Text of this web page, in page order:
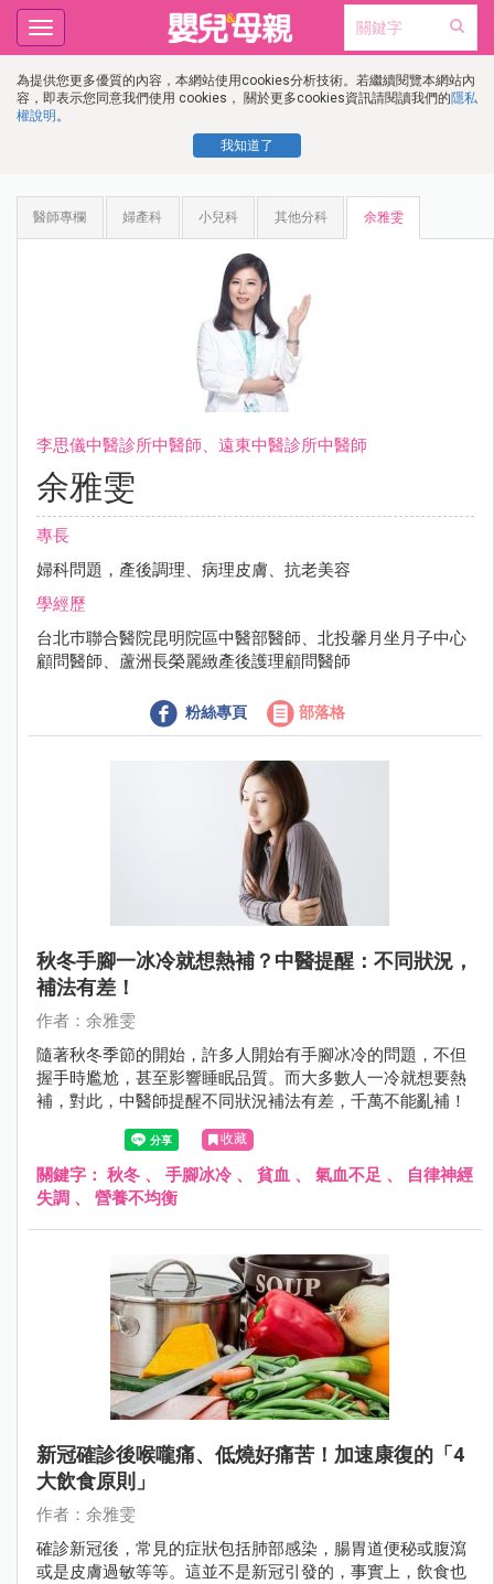
為提供您更多優質的內容，本網站使用cookies分析技術。若繼續閱覽本網站內
容，即表示您同意我們使用 cookies， 關於更多cookies資訊請閱讀我們的隱私
權說明 。
我知道了
Toggle
navigation
醫師專欄 婦產科 小兒科 其他分科 余雅雯
李思儀中醫診所中醫師、遠東中醫診所中醫師
余雅雯
專長
婦科問題，產後調理、病理皮膚、抗老美容
學經歷
台北巿聯合醫院昆明院區中醫部醫師、北投馨月坐月子中心
顧問醫師、蘆洲長榮麗緻產後護理顧問醫師
粉絲專頁 部落格
秋冬手腳一冰冷就想熱補？中醫提醒：不同狀況，
補法有差！
作者：余雅雯
隨著秋冬季節的開始，許多人開始有手腳冰冷的問題，不但
握手時尷尬，甚至影響睡眠品質。而大多數人一冷就想要熱
補，對此，中醫師提醒不同狀況補法有差，千萬不能亂補！
收藏
關鍵字： 秋冬 、 手腳冰冷 、 貧血 、 氣血不足 、
自律神經
失調 、 營養不均衡
新冠確診後喉嚨痛、低燒好痛苦！加速康復的「4
大飲食原則」
作者：余雅雯
確診新冠後，常見的症狀包括肺部感染，腸胃道便秘或腹瀉
或是皮膚過敏等等。這並不是新冠引發的，事實上，飲食也